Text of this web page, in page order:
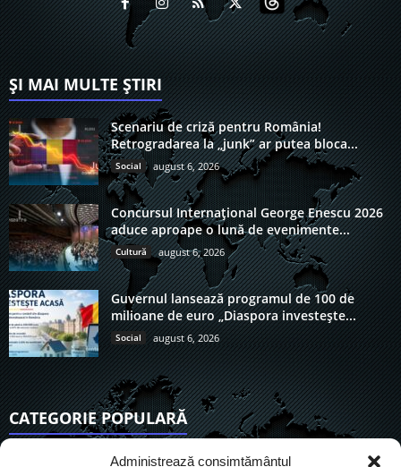
Administrează consimțământul
ȘI MAI MULTE ȘTIRI
Scenariu de criză pentru România!
Retrogradarea la „junk” ar putea bloca...
Social august 6, 2026
Concursul Internațional George Enescu 2026
aduce aproape o lună de evenimente...
Cultură august 6, 2026
Guvernul lansează programul de 100 de
milioane de euro „Diaspora investește...
Social august 6, 2026
CATEGORIE POPULARĂ
6901